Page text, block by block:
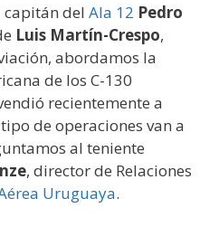
capitán del Ala 12 Pedro
Luis Martín-Crespo,
abordamos la
de los C-130
recientemente a
de operaciones van a
al teniente
, director de Relaciones
Uruguaya.